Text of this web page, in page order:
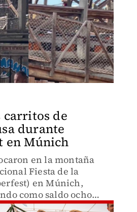
carritos de
durante
en Múnich
en la montaña
Fiesta de la
en Múnich,
como saldo ocho